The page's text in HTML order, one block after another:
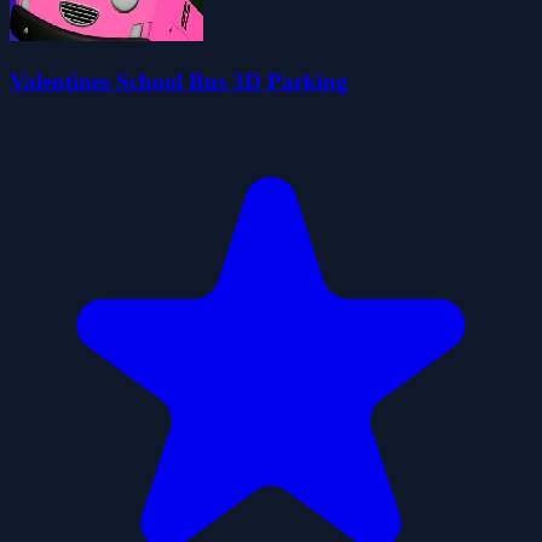
Valentines School Bus 3D Parking